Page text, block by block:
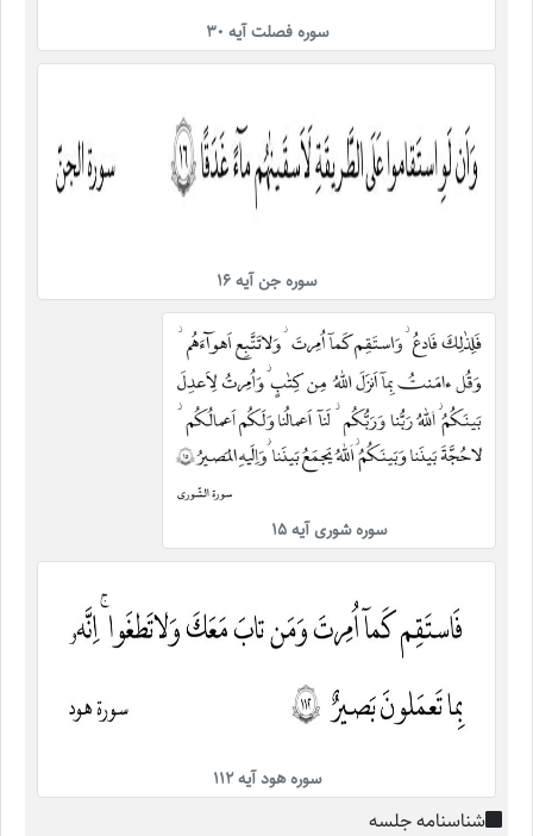
سوره فصلت آیه ۳۰
سوره جن آیه ۱۶
سوره شوری آیه ۱۵
سوره هود آیه ۱۱۲
شناسنامه جلسه